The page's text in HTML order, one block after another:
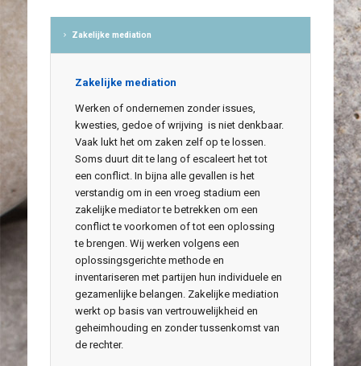
Zakelijke mediation
Zakelijke mediation
Werken of ondernemen zonder issues,
kwesties, gedoe of wrijving is niet denkbaar.
Vaak lukt het om zaken zelf op te lossen.
Soms duurt dit te lang of escaleert het tot
een conflict. In bijna alle gevallen is het
verstandig om in een vroeg stadium een
zakelijke mediator te betrekken om een
conflict te voorkomen of tot een oplossing
te brengen. Wij werken volgens een
oplossingsgerichte methode en
inventariseren met partijen hun individuele en
gezamenlijke belangen. Zakelijke mediation
werkt op basis van vertrouwelijkheid en
geheimhouding en zonder tussenkomst van
de rechter.